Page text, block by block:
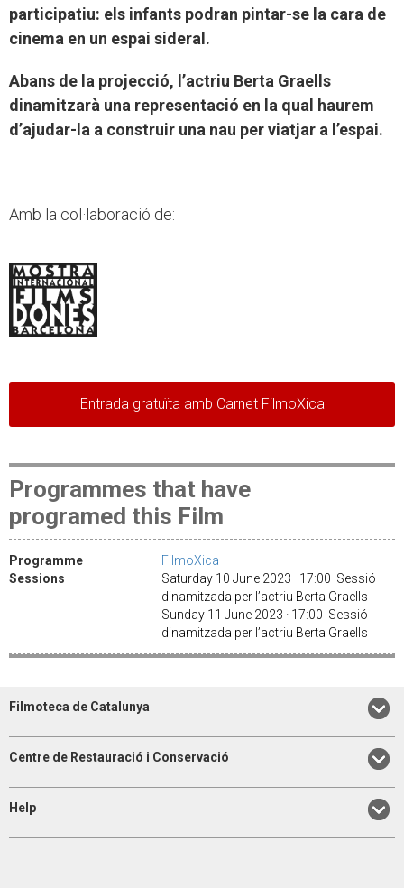
participatiu: els infants podran pintar-se la cara de
cinema en un espai sideral.
Abans de la projecció, l’actriu Berta Graells
dinamitzarà una representació en la qual haurem
d’ajudar-la a construir una nau per viatjar a l’espai.
Amb la col·laboració de:
Entrada gratuïta amb Carnet FilmoXica
Programmes that have
programed this Film
Programme
FilmoXica
Sessions
Saturday 10 June 2023 · 17:00 Sessió
dinamitzada per l’actriu Berta Graells
Sunday 11 June 2023 · 17:00 Sessió
dinamitzada per l’actriu Berta Graells
Filmoteca de Catalunya
Centre de Restauració i Conservació
Help